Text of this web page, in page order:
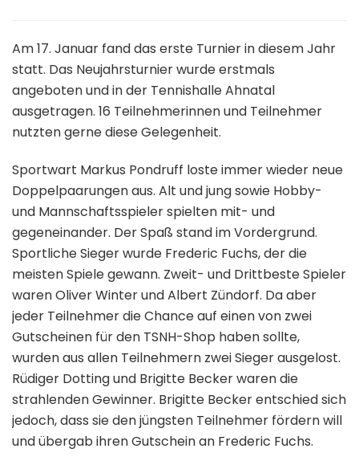
Am 17. Januar fand das erste Turnier in diesem Jahr
statt. Das Neujahrsturnier wurde erstmals
angeboten und in der Tennishalle Ahnatal
ausgetragen. 16 Teilnehmerinnen und Teilnehmer
nutzten gerne diese Gelegenheit.
Sportwart Markus Pondruff loste immer wieder neue
Doppelpaarungen aus. Alt und jung sowie Hobby-
und Mannschaftsspieler spielten mit- und
gegeneinander. Der Spaß stand im Vordergrund.
Sportliche Sieger wurde Frederic Fuchs, der die
meisten Spiele gewann. Zweit- und Drittbeste Spieler
waren Oliver Winter und Albert Zündorf. Da aber
jeder Teilnehmer die Chance auf einen von zwei
Gutscheinen für den TSNH-Shop haben sollte,
wurden aus allen Teilnehmern zwei Sieger ausgelost.
Rüdiger Dotting und Brigitte Becker waren die
strahlenden Gewinner. Brigitte Becker entschied sich
jedoch, dass sie den jüngsten Teilnehmer fördern will
und übergab ihren Gutschein an Frederic Fuchs.